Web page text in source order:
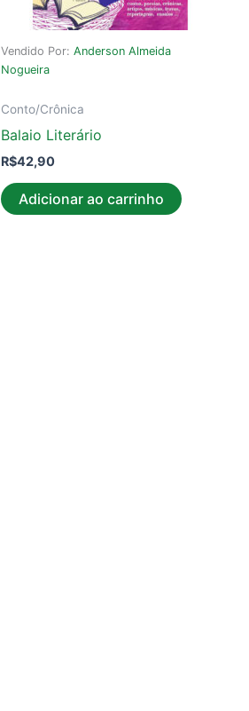
Vendido Por:Anderson Almeida
Nogueira
Conto/Crônica
Balaio Literário
R$42,90
Adicionar ao carrinho